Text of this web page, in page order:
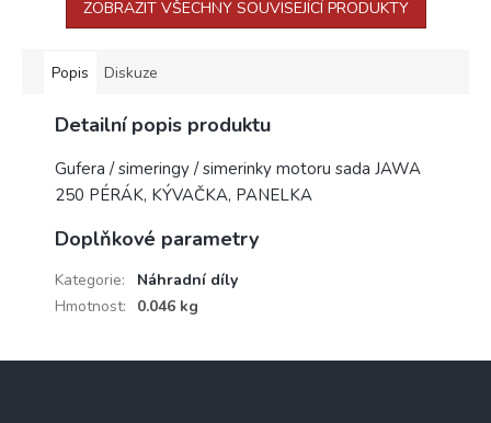
ZOBRAZIT VŠECHNY SOUVISEJÍCÍ PRODUKTY
Popis Diskuze
Detailní popis produktu
Gufera / simeringy / simerinky motoru sada JAWA
250 PÉRÁK, KÝVAČKA, PANELKA
Doplňkové parametry
Kategorie:
Náhradní díly
Hmotnost: 0.046 kg